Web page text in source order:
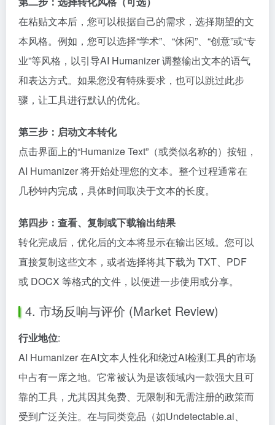
在粘贴文本后，您可以根据自己的需求，选择期望的文
本风格。例如，您可以选择“学术”、“休闲”、“创意”或“专
业”等风格，以引导AI Humanizer 调整输出文本的语气
和表达方式。如果您没有特殊要求，也可以跳过此步
骤，让工具进行默认的优化。
第三步：启动文本转化
点击界面上的“Humanize Text”（或类似名称的）按钮，
AI Humanizer 将开始处理您的文本。整个过程通常在
几秒钟内完成，具体时间取决于文本的长度。
第四步：查看、复制或下载输出结果
转化完成后，优化后的文本将显示在输出区域。您可以
直接复制这些文本，或者选择将其下载为 TXT、PDF
或 DOCX 等格式的文件，以便进一步使用或分享。
4. 市场反响与评价 (Market Review)
行业地位:
AI Humanizer 在AI文本人性化和绕过AI检测工具的市场
中占有一席之地。它常被认为是该领域内一款强大且可
靠的工具，尤其因其免费、无限制和无需注册的政策而
受到广泛关注。在与同类竞品（如Undetectable.ai、